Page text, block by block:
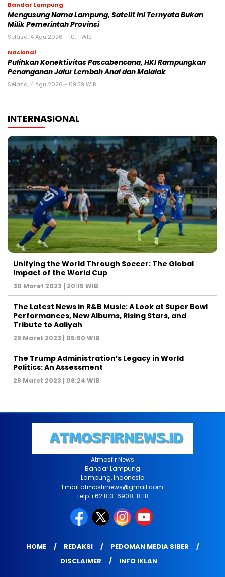
Bandar Lampung
Mengusung Nama Lampung, Satelit Ini Ternyata Bukan
Milik Pemerintah Provinsi
Selasa, 4 Agu 2026 - 10:11 WIB
Nasional
Pulihkan Konektivitas Pascabencana, HKI Rampungkan
Penanganan Jalur Lembah Anai dan Malalak
Selasa, 4 Agu 2026 - 09:59 WIB
INTERNASIONAL
Unifying the World Through Soccer: The Global
Impact of the World Cup
30 Maret 2023 | 20:15 WIB
The Latest News in R&B Music: A Look at Super Bowl
Performances, New Albums, Rising Stars, and
Tribute to Aaliyah
29 Maret 2023 | 05:50 WIB
The Trump Administration’s Legacy in World
Politics: An Assessment
28 Maret 2023 | 08:24 WIB
Atmosfir News
Bandar Lampung
Lampung, Indonesia
Email atmosfirnews@gmail.com
Telp +62 813-6908-8118
HOME REDAKSI
PEDOMAN MEDIA SIBER
DISCLAIMER
INFO IKLAN